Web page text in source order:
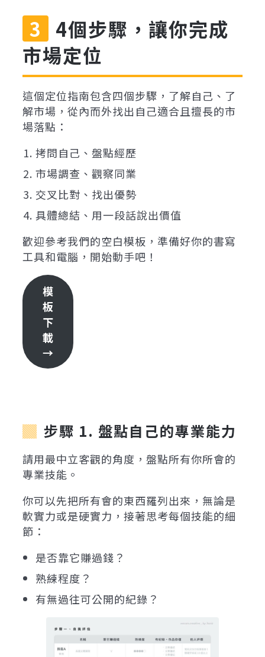
4個步驟，讓你完成
市場定位
這個定位指南包含四個步驟，了解自己、了
解市場，從內而外找出自己適合且擅長的市
場落點：
拷問自己、盤點經歷
市場調查、觀察同業
交叉比對、找出優勢
具體總結、用一段話說出價值
歡迎參考我們的空白模板，準備好你的書寫
工具和電腦，開始動手吧！
模
板
下
載
→
步驟 1. 盤點自己的專業能力
請用最中立客觀的角度，盤點所有你所會的
專業技能。
你可以先把所有會的東西羅列出來，無論是
軟實力或是硬實力，接著思考每個技能的細
節：
是否靠它賺過錢？
熟練程度？
有無過往可公開的紀錄？